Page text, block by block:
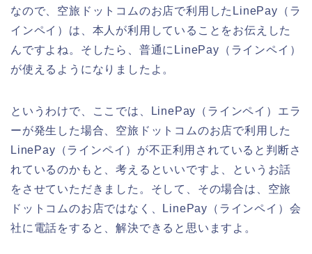
なので、空旅ドットコムのお店で利用したLinePay（ラ
インペイ）は、本人が利用していることをお伝えした
んですよね。そしたら、普通にLinePay（ラインペイ）
が使えるようになりましたよ。
というわけで、ここでは、LinePay（ラインペイ）エラ
ーが発生した場合、空旅ドットコムのお店で利用した
LinePay（ラインペイ）が不正利用されていると判断さ
れているのかもと、考えるといいですよ、というお話
をさせていただきました。そして、その場合は、空旅
ドットコムのお店ではなく、LinePay（ラインペイ）会
社に電話をすると、解決できると思いますよ。